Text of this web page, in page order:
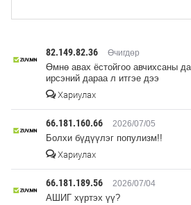
82.149.82.36 Өчигдөр
Өмнө авах ёстойгоо авчихсаны
ирсэний дараа л итгэе дээ
Хариулах
66.181.160.66 2026/07/05
Болхи бүдүүлэг популизм!!
Хариулах
66.181.189.56 2026/07/04
АШИГ хүртэх үү?